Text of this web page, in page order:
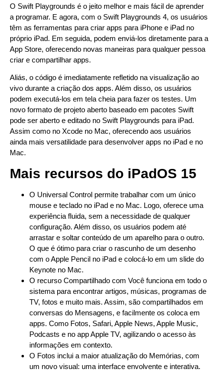
O Swift Playgrounds é o jeito melhor e mais fácil de aprender
a programar. E agora, com o Swift Playgrounds 4, os usuários
têm as ferramentas para criar apps para iPhone e iPad no
próprio iPad. Em seguida, podem enviá-los diretamente para a
App Store, oferecendo novas maneiras para qualquer pessoa
criar e compartilhar apps.
Aliás, o código é imediatamente refletido na visualização ao
vivo durante a criação dos apps. Além disso, os usuários
podem executá-los em tela cheia para fazer os testes. Um
novo formato de projeto aberto baseado em pacotes Swift
pode ser aberto e editado no Swift Playgrounds para iPad.
Assim como no Xcode no Mac, oferecendo aos usuários
ainda mais versatilidade para desenvolver apps no iPad e no
Mac.
Mais recursos do iPadOS 15
O Universal Control permite trabalhar com um único
mouse e teclado no iPad e no Mac. Logo, oferece uma
experiência fluida, sem a necessidade de qualquer
configuração. Além disso, os usuários podem até
arrastar e soltar conteúdo de um aparelho para o outro.
O que é ótimo para criar o rascunho de um desenho
com o Apple Pencil no iPad e colocá-lo em um slide do
Keynote no Mac.
O recurso Compartilhado com Você funciona em todo o
sistema para encontrar artigos, músicas, programas de
TV, fotos e muito mais. Assim, são compartilhados em
conversas do Mensagens, e facilmente os coloca em
apps. Como Fotos, Safari, Apple News, Apple Music,
Podcasts e no app Apple TV, agilizando o acesso às
informações em contexto.
O Fotos inclui a maior atualização do Memórias, com
um novo visual: uma interface envolvente e interativa.